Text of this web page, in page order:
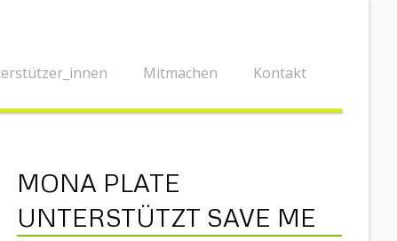
Mitmachen Kontakt
MONA PLATE
UNTERSTÜTZT SAVE ME